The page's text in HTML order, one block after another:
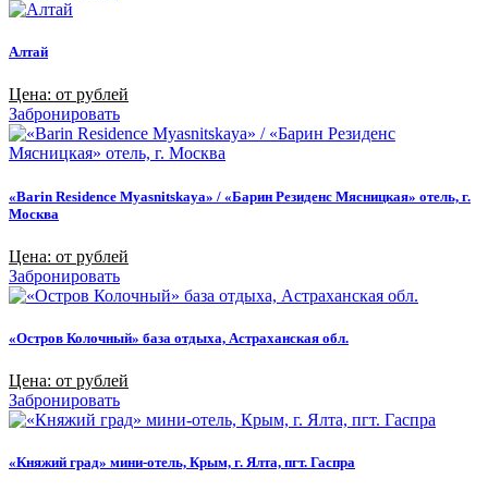
Алтай
Цена: от рублей
Забронировать
«Barin Residence Myasnitskaya» / «Барин Резиденс Мясницкая» отель, г.
Москва
Цена: от рублей
Забронировать
«Остров Колочный» база отдыха, Астраханская обл.
Цена: от рублей
Забронировать
«Княжий град» мини-отель, Крым, г. Ялта, пгт. Гаспра